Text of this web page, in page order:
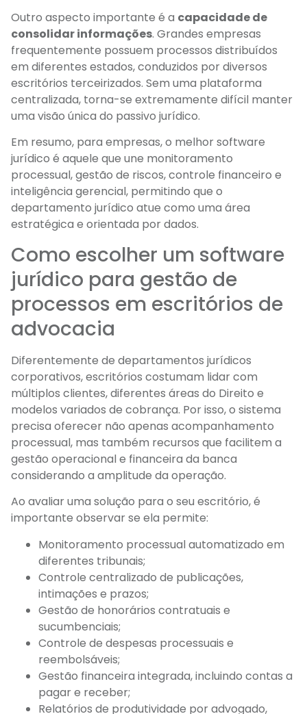
Outro aspecto importante é a capacidade de
consolidar informações. Grandes empresas
frequentemente possuem processos distribuídos
em diferentes estados, conduzidos por diversos
escritórios terceirizados. Sem uma plataforma
centralizada, torna-se extremamente difícil manter
uma visão única do passivo jurídico.
Em resumo, para empresas, o melhor software
jurídico é aquele que une monitoramento
processual, gestão de riscos, controle financeiro e
inteligência gerencial, permitindo que o
departamento jurídico atue como uma área
estratégica e orientada por dados.
Como escolher um software
jurídico para gestão de
processos em escritórios de
advocacia
Diferentemente de departamentos jurídicos
corporativos, escritórios costumam lidar com
múltiplos clientes, diferentes áreas do Direito e
modelos variados de cobrança. Por isso, o sistema
precisa oferecer não apenas acompanhamento
processual, mas também recursos que facilitem a
gestão operacional e financeira da banca
considerando a amplitude da operação.
Ao avaliar uma solução para o seu escritório, é
importante observar se ela permite:
Monitoramento processual automatizado em
diferentes tribunais;
Controle centralizado de publicações,
intimações e prazos;
Gestão de honorários contratuais e
sucumbenciais;
Controle de despesas processuais e
reembolsáveis;
Gestão financeira integrada, incluindo contas a
pagar e receber;
Relatórios de produtividade por advogado,